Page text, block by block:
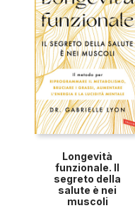
Longevità
funzionale. Il
segreto della
salute è nei
muscoli